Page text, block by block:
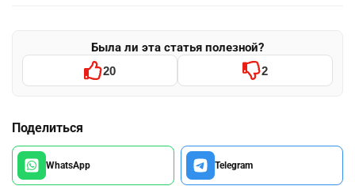
Была ли эта статья полезной?
20 2
Поделиться
WhatsApp Telegram